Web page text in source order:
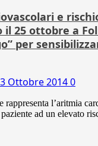
e
il 25 ottobre a
per
Ottobre 20140
l’aritmia
ad un elevato